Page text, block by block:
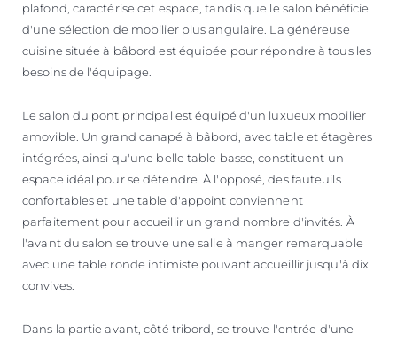
plafond, caractérise cet espace, tandis que le salon bénéficie
d'une sélection de mobilier plus angulaire. La généreuse
cuisine située à bâbord est équipée pour répondre à tous les
besoins de l'équipage.
Le salon du pont principal est équipé d'un luxueux mobilier
amovible. Un grand canapé à bâbord, avec table et étagères
intégrées, ainsi qu'une belle table basse, constituent un
espace idéal pour se détendre. À l'opposé, des fauteuils
confortables et une table d'appoint conviennent
parfaitement pour accueillir un grand nombre d'invités. À
l'avant du salon se trouve une salle à manger remarquable
avec une table ronde intimiste pouvant accueillir jusqu'à dix
convives.
Dans la partie avant, côté tribord, se trouve l'entrée d'une